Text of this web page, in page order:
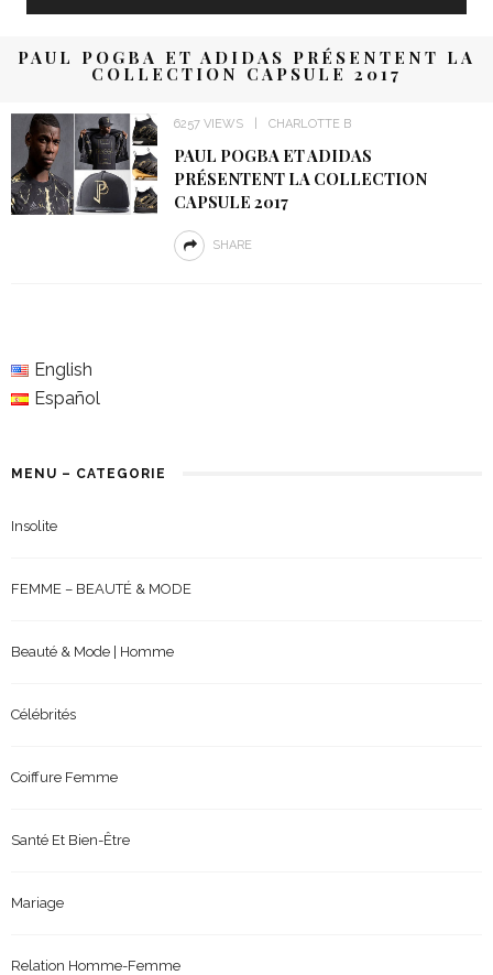
PAUL POGBA ET ADIDAS PRÉSENTENT LA
COLLECTION CAPSULE 2017
6257 VIEWS CHARLOTTE B
PAUL POGBA ET ADIDAS
PRÉSENTENT LA COLLECTION
CAPSULE 2017
SHARE
English
Español
MENU – CATEGORIE
Insolite
FEMME – BEAUTÉ & MODE
Beauté & Mode | Homme
Célébrités
Coiffure Femme
Santé Et Bien-Être
Mariage
Relation Homme-Femme